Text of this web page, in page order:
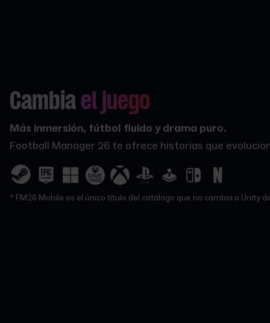
Cambia el juego
Más inmersión, fútbol fluido y drama puro.
Football Manager 26 te ofrece historias que
* FM26 Mobile es el único título del catálogo que no cambia a Unity